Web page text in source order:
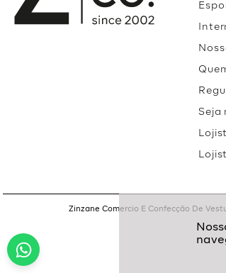
Seja
Zinzane Comercio E Confecção De